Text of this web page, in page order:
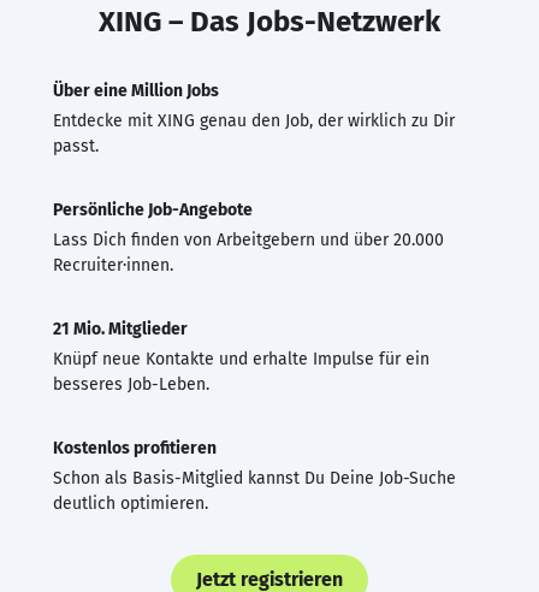
XING – Das Jobs-Netzwerk
Über eine Million Jobs
Entdecke mit XING genau den Job, der wirklich zu Dir
passt.
Persönliche Job-Angebote
Lass Dich finden von Arbeitgebern und über 20.000
Recruiter·innen.
21 Mio. Mitglieder
Knüpf neue Kontakte und erhalte Impulse für ein
besseres Job-Leben.
Kostenlos profitieren
Schon als Basis-Mitglied kannst Du Deine Job-Suche
deutlich optimieren.
Jetzt registrieren